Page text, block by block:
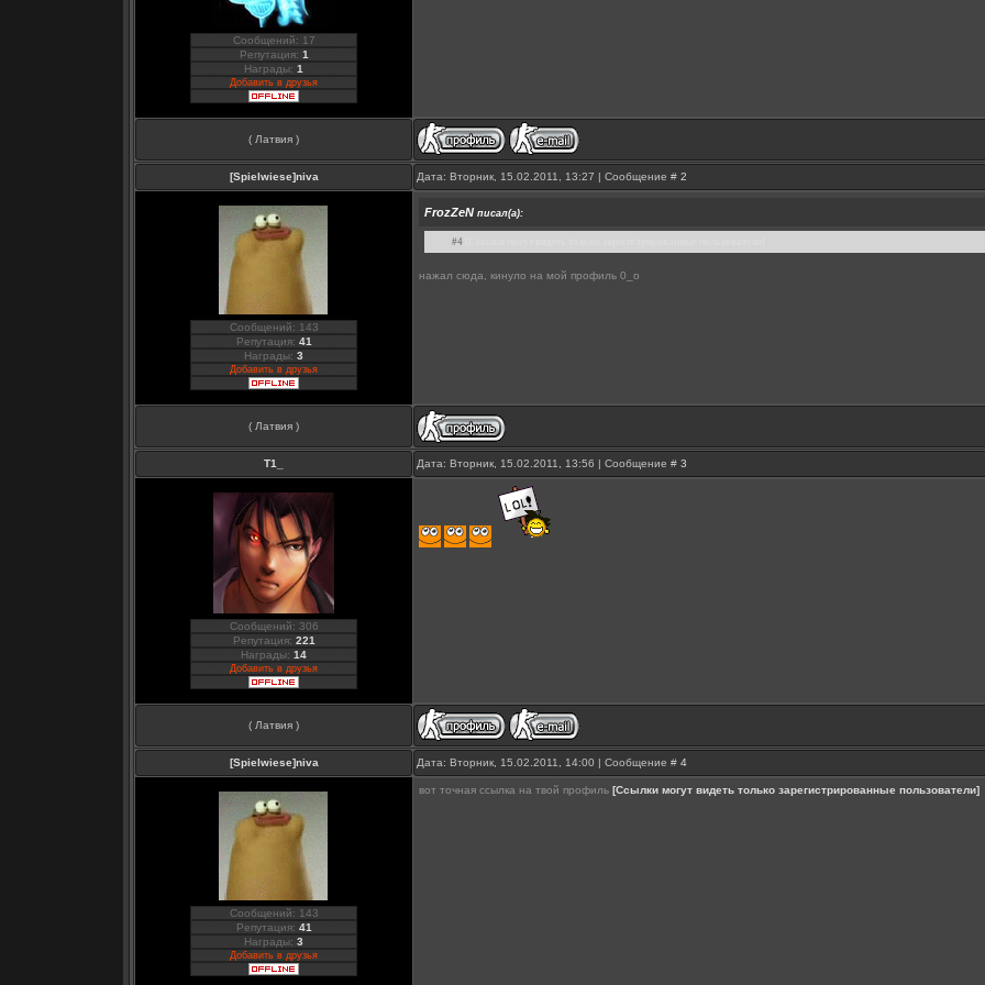
Сообщений: 17
Репутация: 1
Награды: 1
Добавить в друзья
( Латвия )
[Spielwiese]niva Дата: Вторник, 15.02.2011, 13:27 | Сообщение # 2
Сообщений: 143
Репутация: 41
Награды: 3
Добавить в друзья
FrozZeN писал(а):
#4
нажал сюда, кинуло на мой профиль 0_o
( Латвия )
Т1_ Дата: Вторник, 15.02.2011, 13:56 | Сообщение # 3
Сообщений: 306
Репутация: 221
Награды: 14
Добавить в друзья
( Латвия )
[Spielwiese]niva Дата: Вторник, 15.02.2011, 14:00 | Сообщение # 4
Сообщений: 143
Репутация: 41
Награды: 3
Добавить в друзья
вот точная ссылка на твой профиль [Ссылки могут видеть только зарегистрированные пользователи]